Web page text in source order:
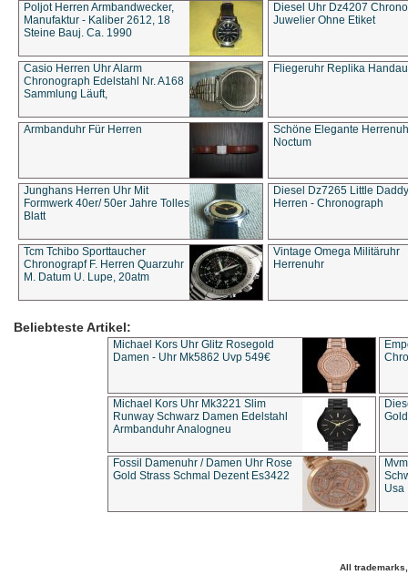
Poljot Herren Armbandwecker,
Manufaktur - Kaliber 2612, 18
Steine Bauj. Ca. 1990
Diesel Uhr Dz4207
Juwelier Ohne Etiket
Casio Herren Uhr Alarm
Chronograph Edelstahl Nr. A168
Sammlung Läuft,
Fliegeruhr Replika
Armbanduhr Für Herren
Schöne Elegante
Noctum
Junghans Herren Uhr Mit
Formwerk 40er/ 50er Jahre Tolles
Blatt
Diesel Dz7265 Little Daddy
Herren - Chronograph
Tcm Tchibo Sporttaucher
Chronograpf F. Herren Quarzuhr
M. Datum U. Lupe, 20atm
Vintage Omega Militäruhr
Herrenuhr
Beliebteste Artikel:
Michael Kors Uhr Glitz Rosegold
Damen - Uhr Mk5862 Uvp 549€
Michael Kors Uhr Mk3221 Slim
Runway Schwarz Damen Edelstahl
Armbanduhr Analogneu
Fossil Damenuhr / Damen Uhr Rose
Gold Strass Schmal Dezent Es3422
Usa
All